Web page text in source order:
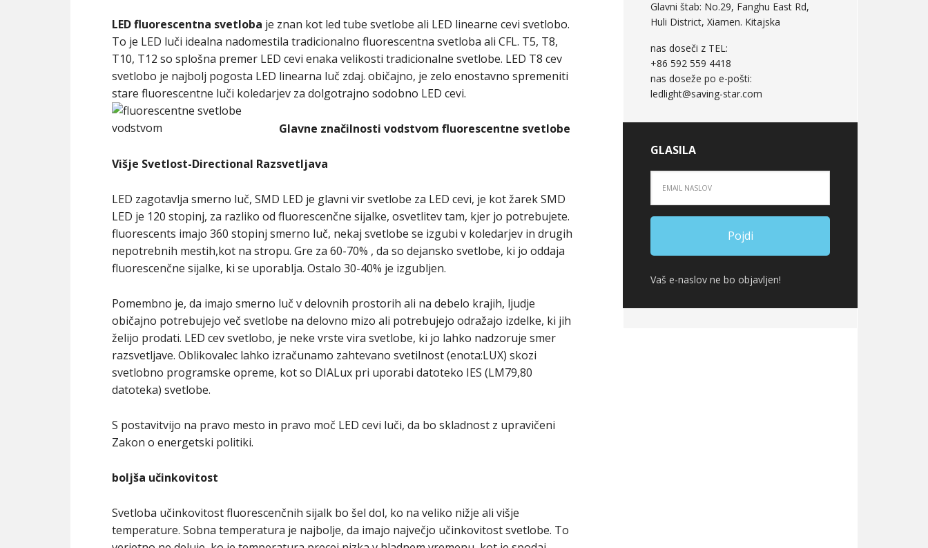
LED fluorescentna svetloba je znan kot led tube svetlobe ali LED linearne cevi svetlobo.
To je LED luči idealna nadomestila tradicionalno fluorescentna svetloba ali CFL. T5, T8,
T10, T12 so splošna premer LED cevi enaka velikosti tradicionalne svetlobe. LED T8 cev
svetlobo je najbolj pogosta LED linearna luč zdaj. običajno, je zelo enostavno spremeniti
stare fluorescentne luči koledarjev za dolgotrajno sodobno LED cevi.
Glavne značilnosti vodstvom fluorescentne svetlobe
Višje Svetlost-Directional Razsvetljava
LED zagotavlja smerno luč, SMD LED je glavni vir svetlobe za LED cevi, je kot žarek SMD
LED je 120 stopinj, za razliko od fluorescenčne sijalke, osvetlitev tam, kjer jo potrebujete.
fluorescents imajo 360 stopinj smerno luč, nekaj svetlobe se izgubi v koledarjev in drugih
nepotrebnih mestih,kot na stropu. Gre za 60-70% , da so dejansko svetlobe, ki jo oddaja
fluorescenčne sijalke, ki se uporablja. Ostalo 30-40% je izgubljen.
Pomembno je, da imajo smerno luč v delovnih prostorih ali na debelo krajih, ljudje
običajno potrebujejo več svetlobe na delovno mizo ali potrebujejo odražajo izdelke, ki jih
želijo prodati. LED cev svetlobo, je neke vrste vira svetlobe, ki jo lahko nadzoruje smer
razsvetljave. Oblikovalec lahko izračunamo zahtevano svetilnost (enota:LUX) skozi
svetlobno programske opreme, kot so DIALux pri uporabi datoteko IES (LM79,80
datoteka) svetlobe.
S postavitvijo na pravo mesto in pravo moč LED cevi luči, da bo skladnost z upravičeni
Zakon o energetski politiki.
boljša učinkovitost
Svetloba učinkovitost fluorescenčnih sijalk bo šel dol, ko na veliko nižje ali višje
temperature. Sobna temperatura je najbolje, da imajo največjo učinkovitost svetlobe. To
Glavni štab: No.29, Fanghu East Rd,
Huli District, Xiamen. Kitajska
nas doseči z TEL:
+86 592 559 4418
nas doseže po e-pošti:
ledlight@saving-star.com
GLASILA
Vaš e-naslov ne bo objavljen!